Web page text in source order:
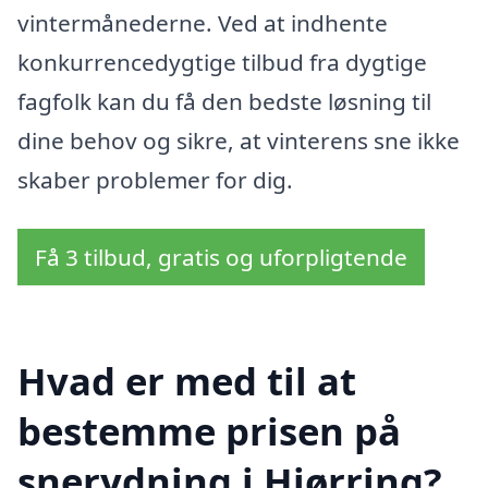
vintermånederne. Ved at indhente
konkurrencedygtige tilbud fra dygtige
fagfolk kan du få den bedste løsning til
dine behov og sikre, at vinterens sne ikke
skaber problemer for dig.
Få 3 tilbud, gratis og uforpligtende
Hvad er med til at
bestemme prisen på